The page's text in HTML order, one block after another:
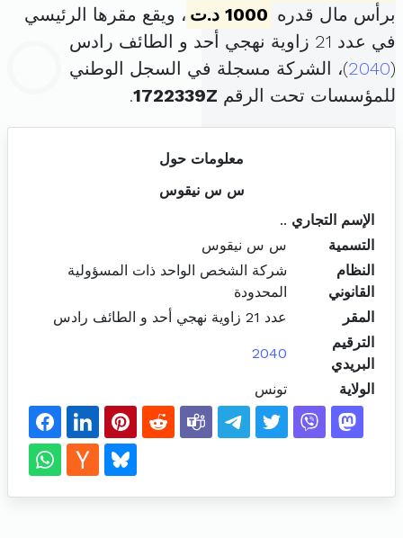
برأس مال قدره 1000 د.ت
، ويقع مقرها الرئيسي
في عدد 21 زاوية نهجي أحد و الطائف رادس
(
2040)، الشركة مسجلة في السجل الوطني
للمؤسسات تحت الرقم 1722339Z
.
معلومات حول
س س نيقوس
الإسم التجاري ..
التسمية
س س نيقوس
النظام
القانوني
شركة الشخص الواحد ذات المسؤولية
المحدودة
المقر
عدد 21 زاوية نهجي أحد و الطائف رادس
الترقيم
البريدي
2040
الولاية تونس